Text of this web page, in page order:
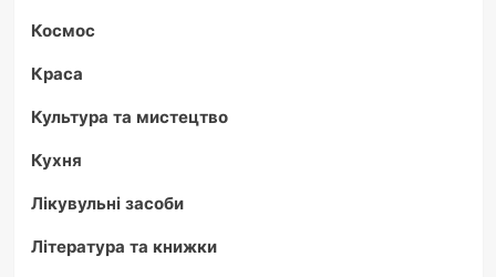
Космос
Краса
Культура та мистецтво
Кухня
Лікувульні засоби
Література та книжки